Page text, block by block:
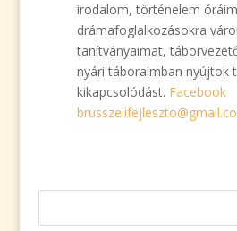
irodalom, történelem
drámafoglalkozásokra
tanítványaimat,
nyári táboraimban nyújtok
kikapcsolódást. Facebook